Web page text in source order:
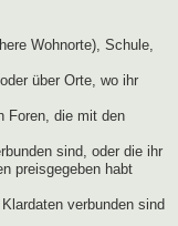
Wohnorte), Schule,
über Orte, wo ihr
Foren, die mit den
sind, oder die ihr
preisgegeben habt
verbunden sind